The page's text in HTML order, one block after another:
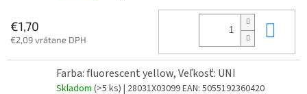
€1,70
€2,09 vrátane DPH
Farba: fluorescent yellow, Veľkosť: UNI
Skladom (>5 ks) | 28031X03099EAN: 5055192360420